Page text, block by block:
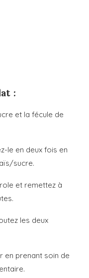
:
et la fécule de
le en deux fois en
sucre.
et remettez à
les deux
prenant soin de